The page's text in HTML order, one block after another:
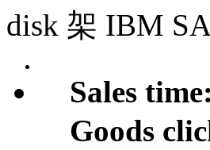
disk 架 IBM
Sales time:
Goods